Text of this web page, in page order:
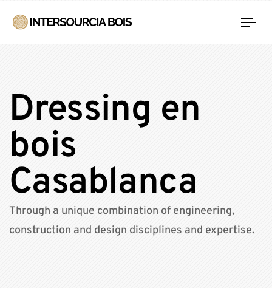
Dressing en
bois
Casablanca
Through a unique combination of engineering,
construction and design disciplines and expertise.